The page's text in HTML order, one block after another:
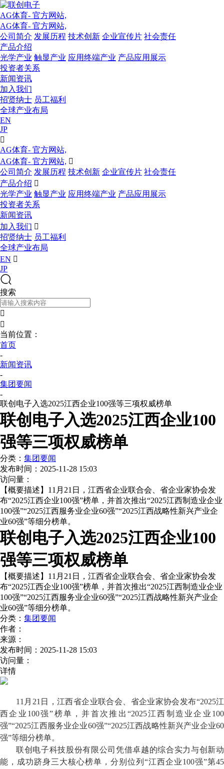
AG体育- 官方网站,
AG体育- 官方网站,
公司简介 发展历程 技术创新 企业宣传片 社会责任
产品介绍
光学产业 触显产业 应用终端产业 产品应用展示
投资者关系
新闻资讯
加入我们
招贤纳士 员工福利
全球产业布局
EN
JP

AG体育- 官方网站,
AG体育- 官方网站, 
公司简介 发展历程 技术创新 企业宣传片 社会责任
产品介绍 
光学产业 触显产业 应用终端产业 产品应用展示
投资者关系
新闻资讯
加入我们 
招贤纳士 员工福利
全球产业布局
EN 
JP
搜索


当前位置：
首页
-
新闻资讯
-
集团要闻
-
联创电子入选2025江西企业100强等三项权威榜单
联创电子入选2025江西企业100
强等三项权威榜单
分类： 集团要闻
发布时间： 2025-11-28 15:03
访问量：
【概要描述】 11月21日，江西省企业联合会、省企业家协会发
布“2025江西企业100强”榜单，并首次推出“2025江西制造业企业
100强”“2025江西服务业企业60强”“2025江西战略性新兴产业企
业60强”等细分榜单。
联创电子入选2025江西企业100
强等三项权威榜单
【概要描述】 11月21日，江西省企业联合会、省企业家协会发
布“2025江西企业100强”榜单，并首次推出“2025江西制造业企业
100强”“2025江西服务业企业60强”“2025江西战略性新兴产业企
业60强”等细分榜单。
分类： 集团要闻
作者：
来源：
发布时间： 2025-11-28 15:03
访问量：
详情
11月21日， 江西省企业联合会、省企业家协会发布“2025江
西企业100强”榜单，并首次推出“2025江西制造业企业100
强”“2025江西服务业企业60强”“2025江西战略性新兴产业企业60
强”等细分榜单。
联创电子科技股份有限公司凭借卓越的综合实力与创新动
能，成功跻身三大核心榜单，分别位列 “江西企业100强”第45